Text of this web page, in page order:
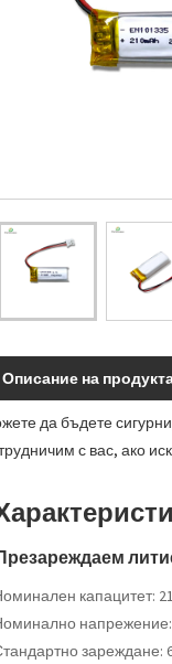
Описание на
да бъдете
с вас, ако
капацитет:
напрежение:
зареждане: